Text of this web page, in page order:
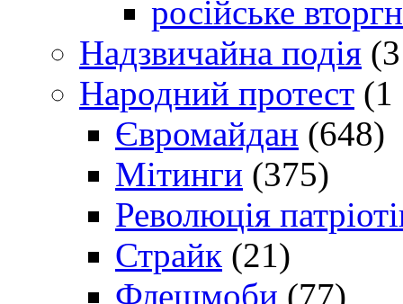
російське
Надзвичайна подія
Народний протест (1
Євромайдан (648)
Мітинги (375)
Революція
Страйк (21)
Флешмоби (77)